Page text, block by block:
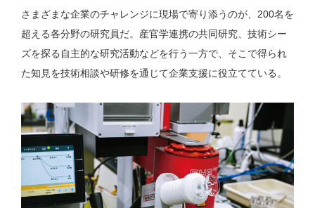
さまざまな企業のチャレンジに現場で寄り添うのが、200名を
超える各分野の研究員だ。産官学連携の共同研究、技術シー
ズを探る自主的な研究活動などを行う一方で、そこで得られ
た知見を技術相談や研修を通じて企業支援に役立てている。